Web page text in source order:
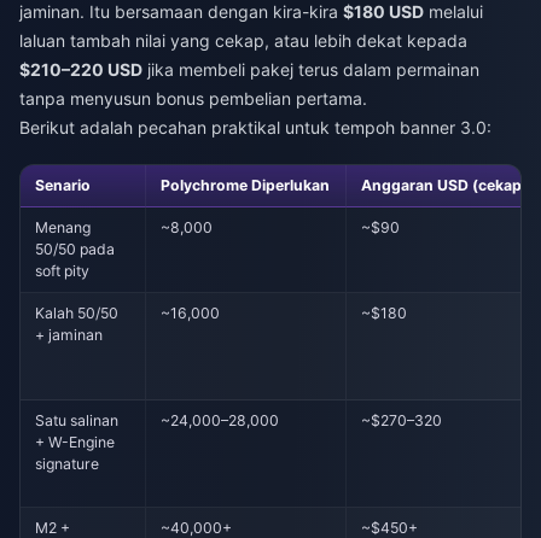
jaminan. Itu bersamaan dengan kira-kira $180 USD melalui
laluan tambah nilai yang cekap, atau lebih dekat kepada
$210–220 USD jika membeli pakej terus dalam permainan
tanpa menyusun bonus pembelian pertama.
Berikut adalah pecahan praktikal untuk tempoh banner 3.0:
Senario Polychrome Diperlukan Anggaran USD (cekap)
Menang
50/50 pada
soft pity
~8,000 ~$90
Kalah 50/50
+ jaminan
~16,000 ~$180
Satu salinan
+ W-Engine
signature
~24,000–28,000 ~$270–320
M2 +
~40,000+ ~$450+